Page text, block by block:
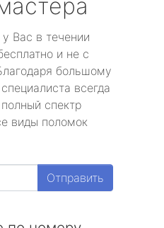
Вас в течении
и не с
большому
всегда
спектр
виды поломок
Отправить